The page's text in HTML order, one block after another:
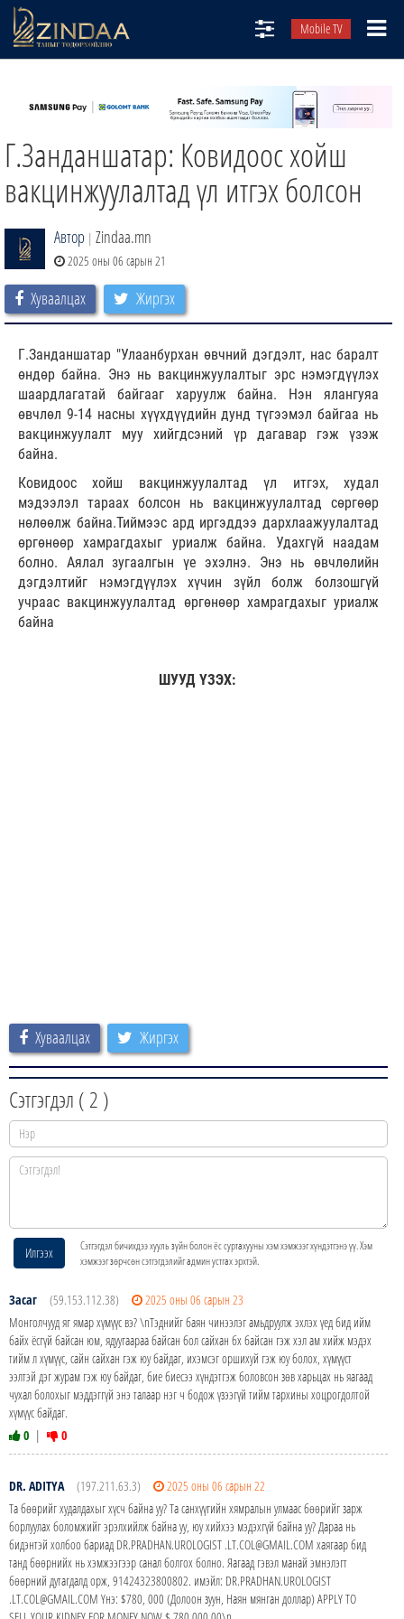
Mobile TV
ТВ8
ӨГЛӨӨНИЙ СОНИН
АУДИО ЗОХИОЛ
ЗИНДАА СЭТГҮҮЛ
Г.Занданшатар: Ковидоос хойш
вакцинжуулалтад үл итгэх болсон
Автор | Zindaa.mn
2025 оны 06 сарын 21
Хуваалцах Жиргэх
Г.Занданшатар "Улаанбурхан өвчний дэгдэлт, нас баралт
өндөр байна. Энэ нь вакцинжуулалтыг эрс нэмэгдүүлэх
шаардлагатай байгааг харуулж байна. Нэн ялангуяа
өвчлөл 9-14 насны хүүхдүүдийн дунд түгээмэл байгаа нь
вакцинжуулалт муу хийгдсэний үр дагавар гэж үзэж
байна.
Ковидоос хойш вакцинжуулалтад үл итгэх, худал
мэдээлэл тараах болсон нь вакцинжуулалтад сөргөөр
нөлөөлж байна.Тиймээс ард иргэддээ дархлаажуулалтад
өргөнөөр хамрагдахыг уриалж байна. Удахгүй наадам
болно. Аялал зугаалгын үе эхэлнэ. Энэ нь өвчлөлийн
дэгдэлтийг нэмэгдүүлэх хүчин зүйл болж болзошгүй
учраас вакцинжуулалтад өргөнөөр хамрагдахыг уриалж
байна
ШУУД ҮЗЭХ:
Хуваалцах Жиргэх
Сэтгэгдэл (2 )
Илгээх
Сэтгэгдэл бичихдээ хууль зүйн болон ёс суртахууны хэм хэмжээг хүндэтгэнэ үү. Хэм
хэмжээг зөрчсөн сэтгэгдэлийг админ устгах эрхтэй.
Засаг (59.153.112.38)
2025 оны 06 сарын 23
Монголчууд яг ямар хүмүүс вэ? \nТэднийг баян чинээлэг амьдруулж эхлэх үед бид ийм
байх ёсгүй байсан юм, ядуугаараа байсан бол сайхан бх байсан гэж хэл ам хийж мэдэх
тийм л хүмүүс, сайн сайхан гэж юу байдаг, ихэмсэг оршихуй гэж юу болох, хүмүүст
ээлтэй дэг журам гэж юу байдаг, бие биесээ хүндэтгэж боловсон зөв харьцах нь яагаад
чухал болохыг мэддэггүй энэ талаар нэг ч бодож үзээгүй тийм тархины хоцрогдолтой
хүмүүс байдаг.
0 | 0
DR. ADITYA (197.211.63.3)
2025 оны 06 сарын 22
Та бөөрийг худалдахыг хүсч байна уу? Та санхүүгийн хямралын улмаас бөөрийг зарж
борлуулах боломжийг эрэлхийлж байна уу, юу хийхээ мэдэхгүй байна уу? Дараа нь
бидэнтэй холбоо бариад DR.PRADHAN.UROLOGIST .LT.COL@GMAIL.COM хаягаар бид
танд бөөрнийх нь хэмжээгээр санал болгох болно. Яагаад гэвэл манай эмнэлэгт
бөөрний дутагдалд орж, 91424323800802. имэйл: DR.PRADHAN.UROLOGIST
.LT.COL@GMAIL.COM Yнэ: $780, 000 (Долоон зуун, Наян мянган доллар) APPLY TO